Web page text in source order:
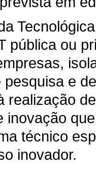
pública ou
e
realização
inovação
técnico
inovador.